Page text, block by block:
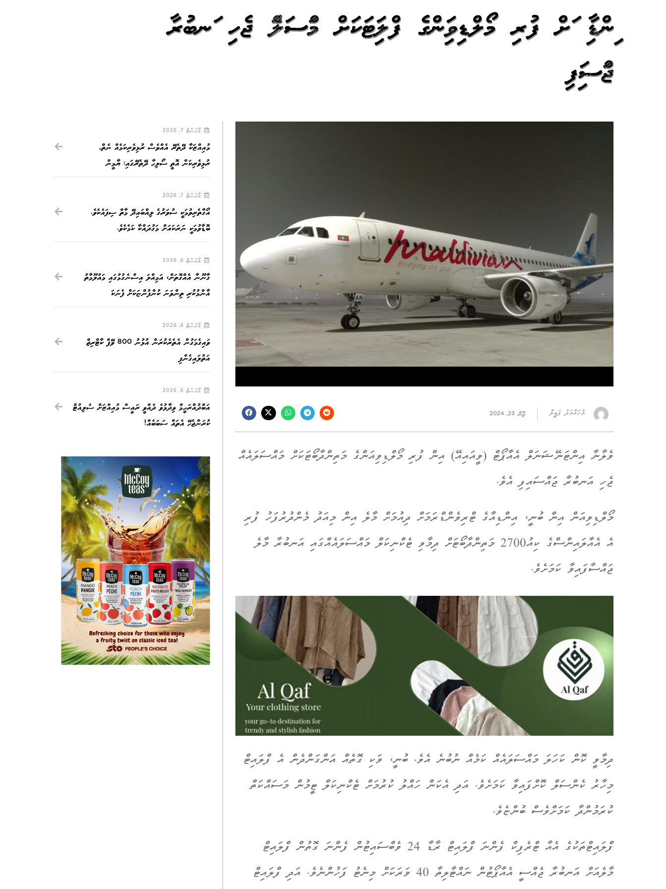
އިންޑިއާ އަށް ފުރި މޯލްޑިވިއަންގެ ފްލައިޓަކަށް މައްސަލައެއް ޖެހި އަނބުރާ
ޖައްސައިފި
މުހައްމަދު ފަޒީލް ޖޫން 23, 2024
ވެލާނާ އިންޓަނޭޝަނަލް އެއާޕޯޓް (ވީއައިއޭ) އިން ފުރި މޯލްޑިވިއަންގެ މަތިންދާބޯޓަކަށް މައްސަލައެއް
ޖެހި އަނބުރާ ޖައްސައިފި އެވެ.
މޯލްޑިވިއަން އިން ބުނީ، އިންޑިއާގެ ޓްރިވެންޑްރަމަށް ދިއުމަށް މާލެ އިން މިއަދު މެންދުރުފަހު ފުރި
އެ އެއާލައިންސްގެ ކިއު2700 މަތިންދާބޯޓަށް ދިމާވި ޓެކްނިކަލް މައްސަލައެއްގައި އަނބުރާ މާލެ
ޖައްސާފައިވާ ކަމަށެވެ.
ދިމާވީ ކޮން ކަހަލަ މައްސަލައެއް ކަމެއް ނުބުނެ އެވެ. ބުނީ، ވަކި ގޮތެއް އަންގަންދެން އެ ފްލައިޓް
މިހާރު ކެންސަލް ކޮށްފައިވާ ކަމަށެވެ. އަދި އެކަން ހައްލު ކުރުމަށް ޓެކްނިކަލް ޓީމުން މަސައްކަތް
ކުރަމުންދާ ކަމަށްވެސް ބުންޏެވެ.
ފްލައިޓްތަކުގެ އެއާ ޓްރެފިކް ފެންނަ ފްލައިޓް ރާޑާ 24 ވެބްސައިޓުން ފެންނަ ގޮތުން ފްލައިޓް
މާލެއަށް އަނބުރާ ޖެއްސީ އެއާޕޯޓުން ނައްޓާލިތާ 40 ވަރަކަށް މިނެޓު ފަހުންނެވެ. އަދި ފްލައިޓް
އޯގަސްޓް 7, 2026
މުއިއްޒަކާ ދޭތެރޭ އެއްވެސް ރުޅިވެރިކަމެއް ނެތް,
ރުޅިވެރިކަން އޮތީ ސޯލިހާ ދޭތެރޭގައި: ޔާމީން
އޯގަސްޓް 7, 2026
އޯގާތެރިވުމަކީ ސުވަރުގެ ލިއްބައިދޭ މާތް ސިފައެކެވެ.
ބޮޑާވުމަކީ ނަރަކައަށް މަގުދައްކާ ކަމެކެވެ.
އޯގަސްޓް 6, 2026
ގާނޫނާ އެއްގޮތަށް، އަމިއްލަ އިސްނެގުމުގައި މައުލޫމާތު
އާންމުކުރި ތިންވަނަ ކުންފުންޏަކަށް ފެނަކަ
އޯގަސްޓް 6, 2026
ވައިގެމަގުން އެތެރެކުރަން އުޅުނު 800 ވޭޕް ކާޓްރިޖް
އަތުލައިގެންފި
އޯގަސްޓް 6, 2026
އަބްދުއްރަހީމް ވިދާޅުވެ ދެއްވީ ރައީސް މުއިއްޒަށް ސެލިއުޓް
ކުރަންޖެހޭ އެތައް ސަބަބެއް!